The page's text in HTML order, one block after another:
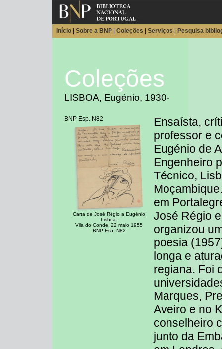
Início Sobre a BNP Coleções Serviços Pesquisa
Coleções
LISBOA, Eugénio, 1930-
BNP Esp. N82
Carta de José Régio a Eugénio
Lisboa.
Vila do Conde, 22 maio 1955
BNP Esp. N82
Ensaísta,
professor e
Eugénio de
Engenheiro
Técnico,
em
José Régio
organizou
poesia
longa e
regiana. Foi
Marques,
Aveiro e no
conselheiro
junto da